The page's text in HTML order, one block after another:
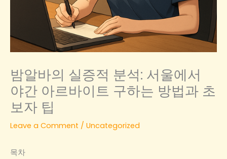
밤알바의 실증적 분석: 서울에서
야간 아르바이트 구하는 방법과 초
보자 팁
Leave a Comment / Uncategorized
목차